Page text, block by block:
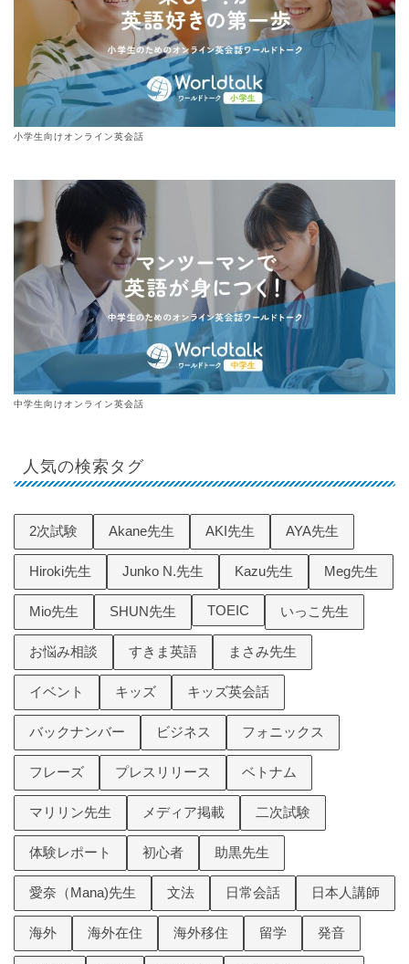
小学生向けオンライン英会話
中学生向けオンライン英会話
人気の検索タグ
2次試験 Akane先生 AKI先生 AYA先生
Hiroki先生 Junko N.先生 Kazu先生 Meg先生
Mio先生 SHUN先生 TOEIC いっこ先生
お悩み相談 すきま英語 まさみ先生
イベント キッズ キッズ英会話
バックナンバー ビジネス フォニックス
フレーズ プレスリリース ベトナム
マリリン先生 メディア掲載 二次試験
体験レポート 初心者 助黒先生
愛奈（Mana)先生 文法 日常会話 日本人講師
海外 海外在住 海外移住 留学 発音